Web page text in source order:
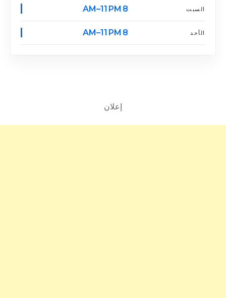
السبت 8 AM–11 PM
الأحد 8 AM–11 PM
إعلان